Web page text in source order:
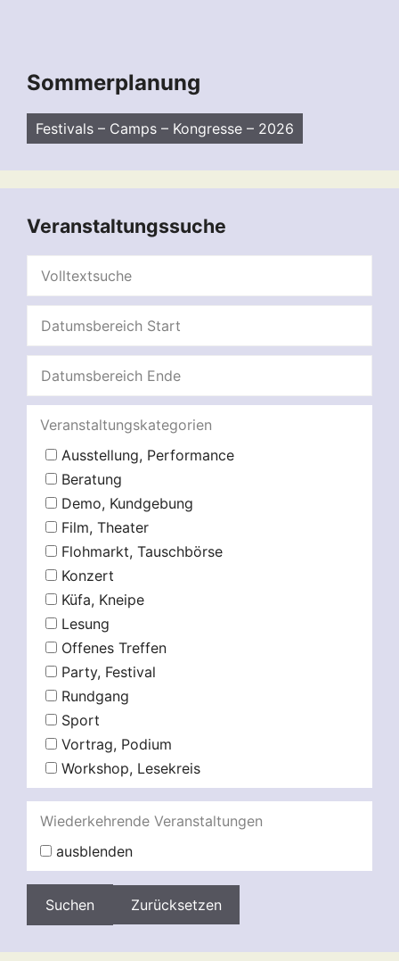
Sommerplanung
Festivals – Camps – Kongresse – 2026
Veranstaltungssuche
Veranstaltungskategorien
Ausstellung, Performance
Beratung
Demo, Kundgebung
Film, Theater
Flohmarkt, Tauschbörse
Konzert
Küfa, Kneipe
Lesung
Offenes Treffen
Party, Festival
Rundgang
Sport
Vortrag, Podium
Workshop, Lesekreis
Wiederkehrende Veranstaltungen
ausblenden
Zurücksetzen